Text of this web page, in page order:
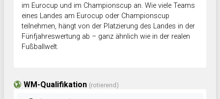
im Eurocup und im Championscup an. Wie viele Teams
eines Landes am Eurocup oder Championscup
teilnehmen, hängt von der Platzierung des Landes in der
Fünfjahreswertung ab – ganz ähnlich wie in der realen
Fußballwelt.
WM-Qualifikation (rotierend)